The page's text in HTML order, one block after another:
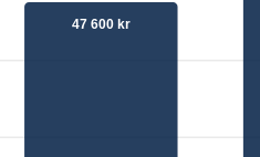
47 600 kr